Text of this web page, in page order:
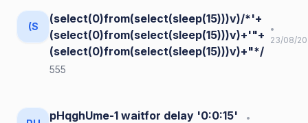
(S
(select(0)from(select(sleep(15)))v)/*'+
(select(0)from(select(sleep(15)))v)+'"+
(select(0)from(select(sleep(15)))v)+"*/
•
23/08/
555
pHqghUme-1 waitfor delay '0:0:15'
•